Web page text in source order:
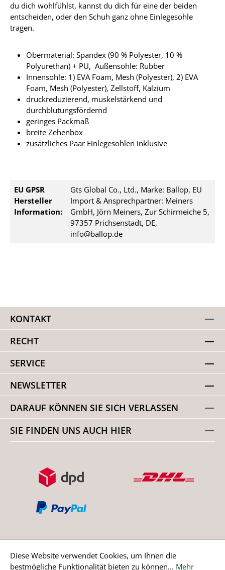
du dich wohlfühlst, kannst du dich für eine der beiden
entscheiden, oder den Schuh ganz ohne Einlegesohle
tragen.
Obermaterial: Spandex (90 % Polyester, 10 %
Polyurethan) + PU, Außensohle: Rubber
Innensohle: 1) EVA Foam, Mesh (Polyester), 2) EVA
Foam, Mesh (Polyester), Zellstoff, Kalzium
druckreduzierend, muskelstärkend und
durchblutungsfördernd
geringes Packmaß
breite Zehenbox
zusätzliches Paar Einlegesohlen inklusive
EU GPSR
Hersteller
Information:
Gts Global Co., Ltd., Marke: Ballop, EU
Import & Ansprechpartner: Meiners
GmbH, Jörn Meiners, Zur Schirmeiche 5,
97357 Prichsenstadt, DE,
info@ballop.de
KONTAKT
RECHT
SERVICE
NEWSLETTER
DARAUF KÖNNEN SIE SICH VERLASSEN
SIE FINDEN UNS AUCH HIER
Bestellung widerrufen
Diese Website verwendet Cookies, um Ihnen die
bestmögliche Funktionalität bieten zu können... Mehr